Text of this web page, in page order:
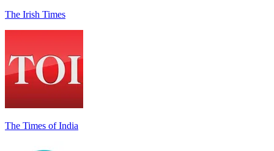
The Irish Times
The Times of India